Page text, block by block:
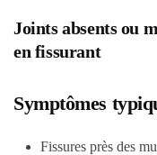
Joints absents ou
en fissurant
Symptômes
Fissures près des